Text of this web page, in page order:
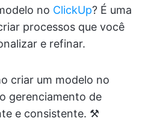
no ClickUp? É uma
processos que você
e refinar.
criar um modelo no
gerenciamento de
e consistente. ⚒️